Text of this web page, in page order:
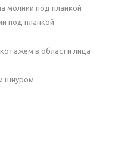
молнии под планкой
под планкой
в области лица
шнуром